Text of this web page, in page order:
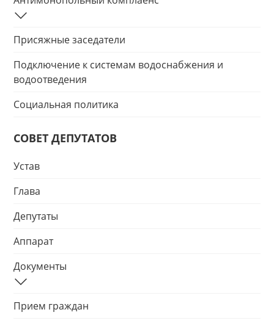
Присяжные заседатели
Подключение к системам водоснабжения и
водоотведения
Социальная политика
СОВЕТ ДЕПУТАТОВ
Устав
Глава
Депутаты
Аппарат
Документы
Прием граждан